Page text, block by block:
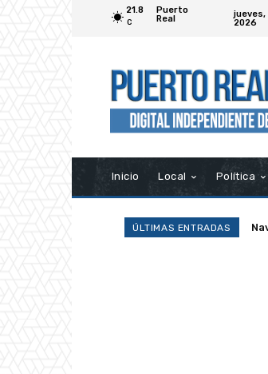
21.8
C
Puerto
Real
2026
Inicio Local Política
ÚLTIMAS ENTRADAS